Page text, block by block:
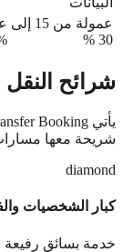
عمولة من 15 إلى
30 %
شرائح النقل
شريحة معها
diamond
كبار الشخصيات
خدمة بسائق